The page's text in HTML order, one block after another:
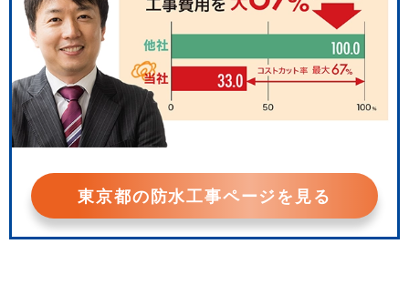
東京都の防水工事ページを見る